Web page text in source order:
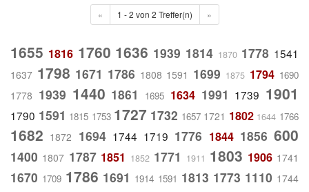
« 1 - 2 von 2 Treffer(n) »
1655 1816 1760 1636 1939 1814 1870 1778 1541
1637 1798 1671 1786 1808 1591 1699 1875 1794 1690
1778 1939 1440 1861 1695 1634 1991 1739 1901
1790 1591 1815 1753 1727 1732 1657 1721 1802 1644 1766
1682 1872 1694 1744 1719 1776 1844 1856 600
1400 1807 1787 1851 1852 1771 1911 1803 1906 1741
1670 1709 1786 1691 1914 1591 1813 1773 1110 1744